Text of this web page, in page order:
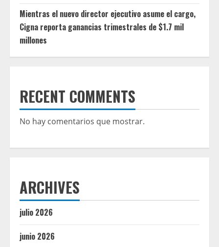
Mientras el nuevo director ejecutivo asume el cargo,
Cigna reporta ganancias trimestrales de $1.7 mil
millones
RECENT COMMENTS
No hay comentarios que mostrar.
ARCHIVES
julio 2026
junio 2026